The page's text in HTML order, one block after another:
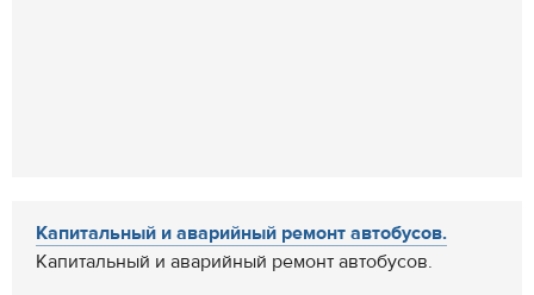
Капитальный и аварийный ремонт автобусов.
Капитальный и аварийный ремонт автобусов.